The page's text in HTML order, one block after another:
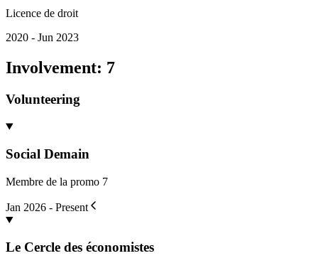
Licence de droit
2020 - Jun 2023
Involvement: 7
Volunteering
Social Demain
Membre de la promo 7
Jan 2026 - Present
Le Cercle des économistes